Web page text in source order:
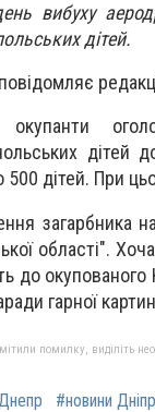
вибуху
дітей.
дітей
500 дітей. При
загарбника
області".
до окупованого
гарної
помилку, виділіть
#новини